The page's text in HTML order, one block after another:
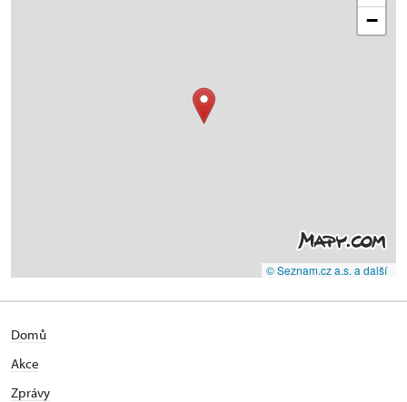
−
© Seznam.cz a.s. a další
Domů
Akce
Zprávy